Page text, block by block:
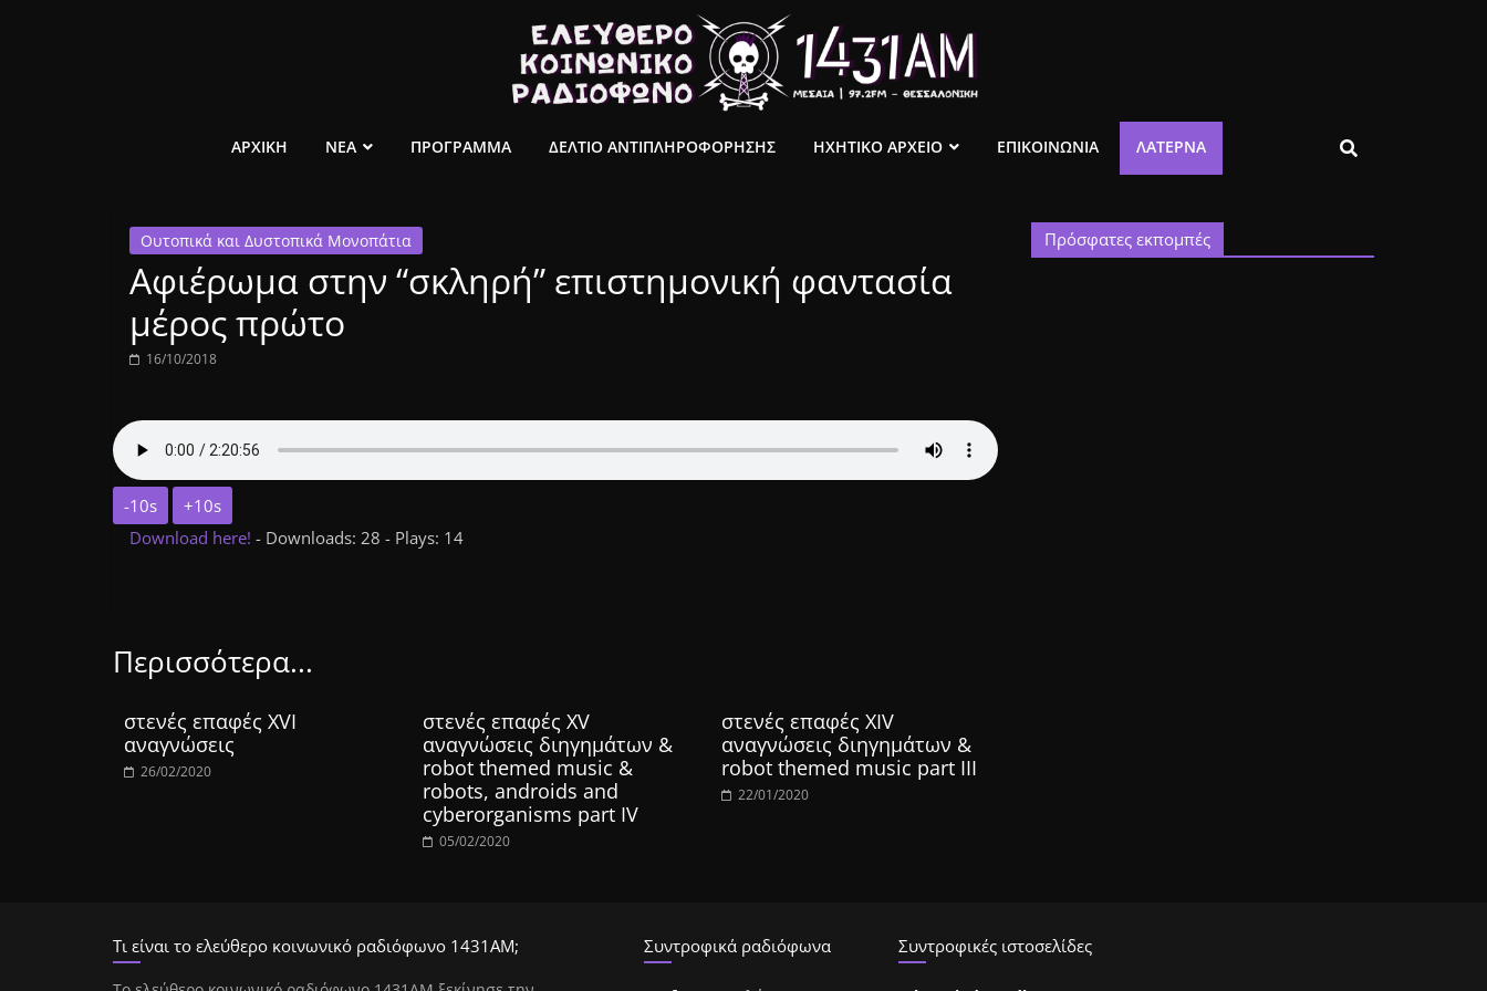
ελεύθερο
ραδιόφωνο
1431AM
ΑΡΧΙΚΗ ΝΕΑ ΠΡΟΓΡΑΜΜΑ ΔΕΛΤΙΟ ΑΝΤΙΠΛΗΡΟΦΟΡΗΣΗΣ ΗΧΗΤΙΚΟ ΑΡΧΕΙΟ ΕΠΙΚΟΙΝΩΝΙΑ ΛΑΤΈΡΝΑ
Ουτοπικά και Δυστοπικά Μονοπάτια
Αφιέρωμα στην “σκληρή” επιστημονική φαντασία
μέρος πρώτο
16/10/2018
-10s
+10s
Download here! - Downloads: 28 - Plays: 14
Περισσότερα...
στενές επαφές XVI
αναγνώσεις
26/02/2020
στενές επαφές XV
αναγνώσεις διηγημάτων &
robot themed music &
robots, androids and
cyberorganisms part IV
05/02/2020
στενές επαφές XIV
αναγνώσεις διηγημάτων &
robot themed music part III
22/01/2020
Πρόσφατες εκπομπές
Τι είναι το ελεύθερο κοινωνικό ραδιόφωνο 1431ΑΜ; Συντροφικά ραδιόφωνα Συντροφικές ιστοσελίδες